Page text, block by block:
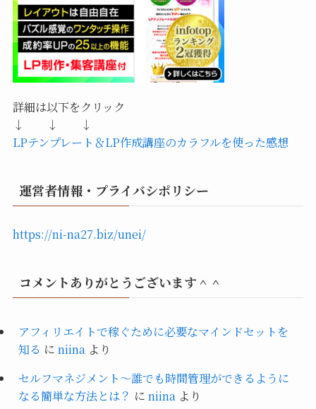
詳細は以下をクリック
↓ ↓ ↓
LPテンプレート＆LP作成講座のカラフルを使った感想
運営者情報・プライバシポリシー
https://ni-na27.biz/unei/
コメントありがとうございます＾＾
アフィリエイトで稼ぐために必要なマインドセットを
知る に niinaより
セルフマネジメント～誰でも時間管理ができるように
なる簡単な方法とは？ に niinaより